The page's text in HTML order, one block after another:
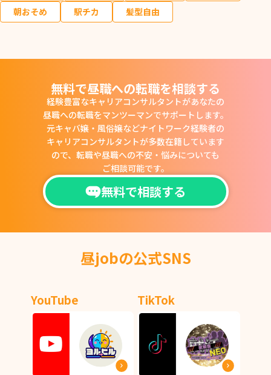
朝おそめ
駅チカ 髪型自由
無料で昼職への転職を相談する
経験豊富なキャリアコンサルタントがあなたの
昼職への転職をマンツーマンでサポートします。
元キャバ嬢・風俗嬢などナイトワーク経験者の
キャリアコンサルタントが多数在籍しています
ので、 転職や昼職への不安・悩みについても
ご相談可能です。
無料で相談する
昼jobの公式SNS
YouTube TikTok